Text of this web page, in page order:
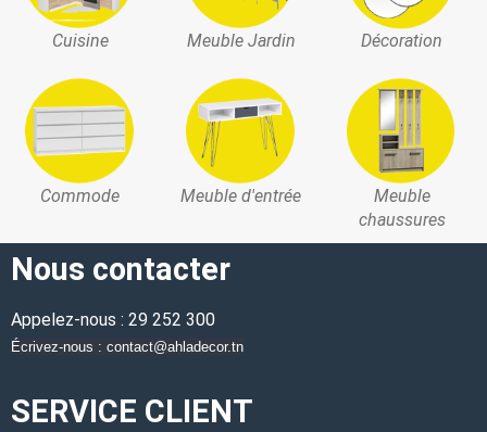
Cuisine Meuble Jardin Décoration
Commode Meuble d'entrée
Meuble
chaussures
Nous contacter
Appelez-nous : 29 252 300
Écrivez-nous : contact@ahladecor.tn
SERVICE CLIENT